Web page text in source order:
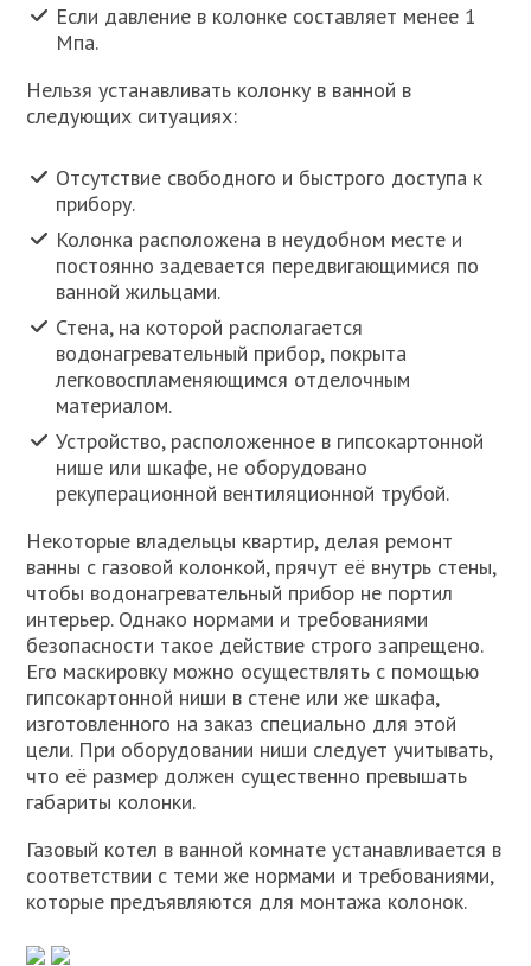
Если давление в колонке составляет менее 1
Мпа.
Нельзя устанавливать колонку в ванной в
следующих ситуациях:
Отсутствие свободного и быстрого доступа к
прибору.
Колонка расположена в неудобном месте и
постоянно задевается передвигающимися по
ванной жильцами.
Стена, на которой располагается
водонагревательный прибор, покрыта
легковоспламеняющимся отделочным
материалом.
Устройство, расположенное в гипсокартонной
нише или шкафе, не оборудовано
рекуперационной вентиляционной трубой.
Некоторые владельцы квартир, делая ремонт
ванны с газовой колонкой, прячут её внутрь стены,
чтобы водонагревательный прибор не портил
интерьер. Однако нормами и требованиями
безопасности такое действие строго запрещено.
Его маскировку можно осуществлять с помощью
гипсокартонной ниши в стене или же шкафа,
изготовленного на заказ специально для этой
цели. При оборудовании ниши следует учитывать,
что её размер должен существенно превышать
габариты колонки.
Газовый котел в ванной комнате устанавливается в
соответствии с теми же нормами и требованиями,
которые предъявляются для монтажа колонок.